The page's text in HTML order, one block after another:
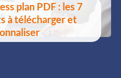
plan PDF : les 7
à télécharger et